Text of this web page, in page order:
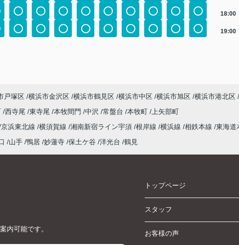
18:00
19:00
戸塚区 横浜市金沢区 横浜市鶴見区 横浜市中区 横浜市旭区 横浜市港北区
西寺尾 東寺尾 本牧間門 中沢 常盤台 本牧町
上矢部町
京浜東北線 横須賀線 湘南新宿ライン宇須 根岸線 横浜線 相鉄本線 東海道
山手 鴨居 妙蓮寺 保土ケ谷 洋光台 鶴見
可能です。
トップページ
スタッフ
お客様の声